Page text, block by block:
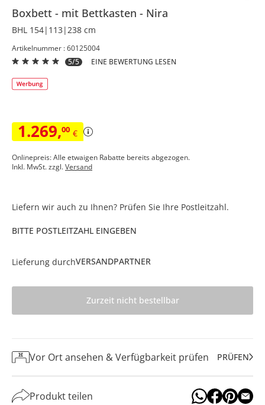
Boxbett mit Bettkasten Nira
BHL 154|113|238 cm
Artikelnummer : 60125004
5/5
EINE BEWERTUNG LESEN
1.269,00 €
Onlinepreis: Alle etwaigen Rabatte bereits abgezogen.
Inkl. MwSt. zzgl.Versand
Liefern wir auch zu Ihnen? Prüfen Sie Ihre Postleitzahl.
BITTE POSTLEITZAHL EINGEBEN
Lieferung durchVERSANDPARTNER
Zurzeit nicht bestellbar
Vor Ort ansehen & Verfügbarkeit prüfen PRÜFEN
Produkt teilen